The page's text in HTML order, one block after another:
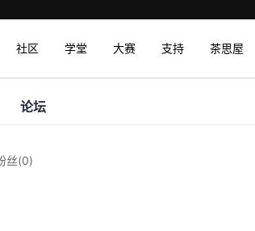
社区 学堂 大赛 支持 茶思屋
论坛
丝(0)